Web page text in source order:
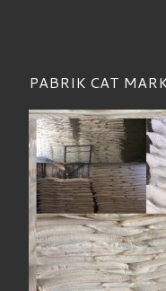
PABRIK CAT